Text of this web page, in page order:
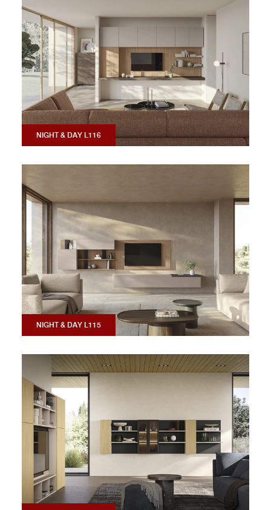
NIGHT & DAY L116
NIGHT & DAY L115